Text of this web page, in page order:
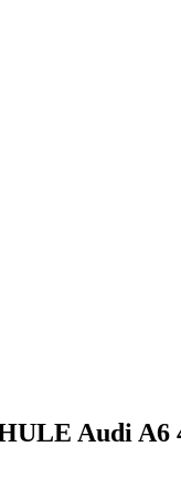
Audi A6